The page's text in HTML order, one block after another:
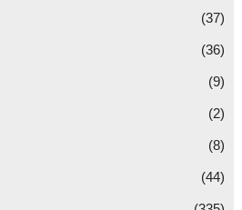
(37)
(36)
(9)
(2)
(8)
(44)